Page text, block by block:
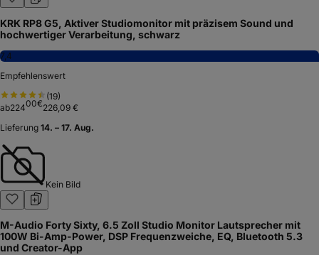
KRK RP8 G5, Aktiver Studiomonitor mit präzisem Sound und
hochwertiger Verarbeitung, schwarz
7,4
Empfehlenswert
(19)
ab22400€226,09 €
Lieferung 14. – 17. Aug.
Kein Bild
M-Audio Forty Sixty, 6.5 Zoll Studio Monitor Lautsprecher mit
100W Bi-Amp-Power, DSP Frequenzweiche, EQ, Bluetooth 5.3
und Creator-App